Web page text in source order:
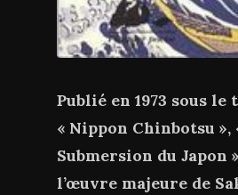
Publié en 1973 sous
« Nippon Chinbotsu »,
Submersion du Japon
l’œuvre majeure de